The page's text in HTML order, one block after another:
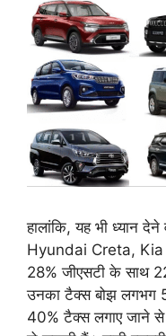
हालांकि, यह भी ध्यान
Hyundai Creta,
28% जीएसटी के साथ
उनका टैक्स बोझ लगभग
40% टैक्स लगाए जाने